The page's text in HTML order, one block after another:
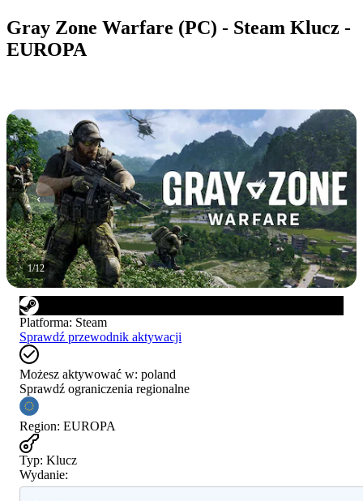
Gray Zone Warfare (PC) - Steam Klucz -
EUROPA
1/12
Platforma: Steam
Sprawdź przewodnik aktywacji
Możesz aktywować w: poland
Sprawdź ograniczenia regionalne
Region: EUROPA
Typ: Klucz
Wydanie: